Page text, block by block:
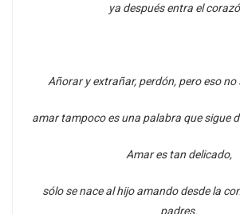
ya después entra el
Añorar y extrañar, perdón, pero eso no
amar tampoco es una palabra que sigue
Amar es tan delicado,
sólo se nace al hijo amando desde la
padres.